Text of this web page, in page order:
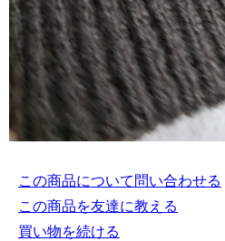
この商品について問い合わせる
この商品を友達に教える
買い物を続ける